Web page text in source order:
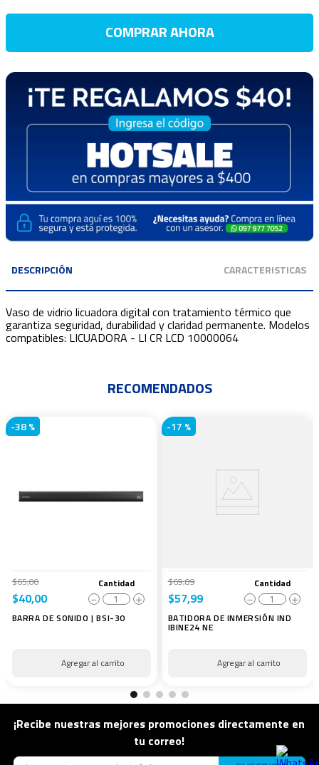
COMPRAR AHORA
DESCRIPCIÓN CARACTERISTICAS
Vaso de vidrio licuadora digital con tratamiento térmico que
garantiza seguridad, durabilidad y claridad permanente. Modelos
compatibles: LICUADORA - LI CR LCD 10000064
RECOMENDADOS
-38 %
$65,00
$40,00
Cantidad
＋
－
BARRA DE SONIDO | BSI-30
-17 %
$69,89
$57,99
Cantidad
＋
－
BATIDORA DE INMERSIÓN IND
IBINE24 NE
¡Recibe nuestras mejores promociones directamente en
tu correo!